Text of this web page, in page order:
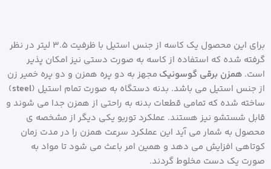
برای این محصول یک کاسه از جنس استیل با ظرفیت 3.5 لیتر در نظر
گرفته شده که استفاده از کاسه به صورت دستی نیز امکان پذیر
است. همزن برقی گوسونیک مجهز به دو پره همزن و دو پره خمیر زن
از جنس استیل می باشد. بدنه دستگاه به صورت تمام استیل (steel
)
ساخته شده که تمامی قطعات بدنه به راحتی از همزن جدا می شوند و
قابل شستشو نیز هستند. عملکرد توربو یکی دیگر از مشخصه ی
محصول به شمار می آید این عملکرد سرعت همزن را در مدت زمان
کوتاهی افزایش می دهد و همین امر باعث می شود تا مواد به
صورت یک دست مخلوط گردند.